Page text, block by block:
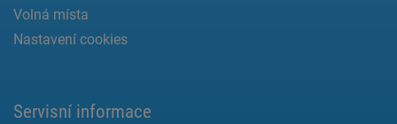
Volná místa
Nastavení cookies
Servisní informace